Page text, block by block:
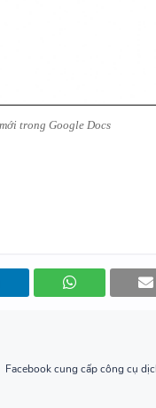
trong Google Docs
Facebook cung cấp công cụ